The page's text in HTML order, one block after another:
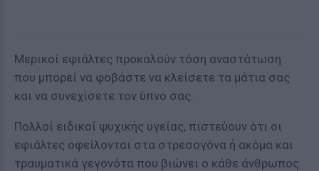
Μερικοί εφιάλτες προκαλούν τόση αναστάτωση
που μπορεί να φοβάστε να κλείσετε τα μάτια σας
και να συνεχίσετε τον ύπνο σας.
Πολλοί ειδικοί ψυχικής υγείας, πιστεύουν ότι οι
εφιάλτες οφείλονται στα στρεσογόνα ή ακόμα και
τραυματικά γεγονότα που βιώνει ο κάθε άνθρωπος